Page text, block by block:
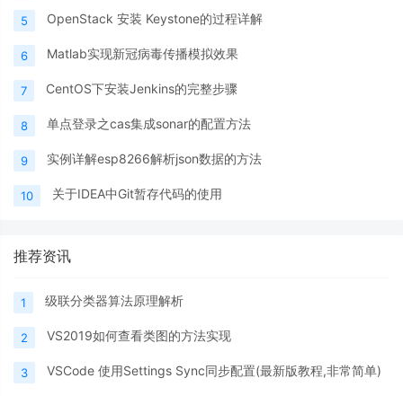
5 OpenStack 安装 Keystone的过程详解
6 Matlab实现新冠病毒传播模拟效果
7 CentOS下安装Jenkins的完整步骤
8 单点登录之cas集成sonar的配置方法
9 实例详解esp8266解析json数据的方法
10 关于IDEA中Git暂存代码的使用
推荐资讯
1 级联分类器算法原理解析
2 VS2019如何查看类图的方法实现
3 VSCode 使用Settings Sync同步配置(最新版教程,非常简单)